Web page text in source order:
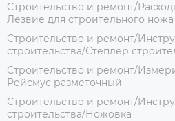
Строительство и ремонт/
Лезвие для строительного ножа
Строительство и ремонт/
строительства/Степлер
Строительство и ремонт/
Рейсмус разметочный
Строительство и ремонт/
строительства/Ножовка